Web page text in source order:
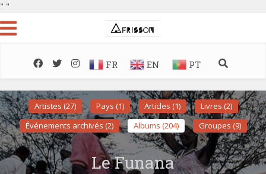
" "
FR EN PT
Artistes (27) Pays (1) Articles (1)
Livres (2)
Événements archivés (2)
Albums (204) Groupes (9)
Le Funana